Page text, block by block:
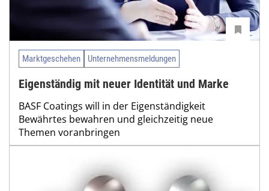
Marktgeschehen Unternehmensmeldungen
Eigenständig mit neuer Identität und Marke
BASF Coatings will in der Eigenständigkeit
Bewährtes bewahren und gleichzeitig neue
Themen voranbringen